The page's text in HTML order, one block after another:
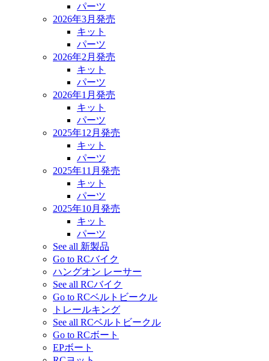
パーツ
2026年3月発売
キット
パーツ
2026年2月発売
キット
パーツ
2026年1月発売
キット
パーツ
2025年12月発売
キット
パーツ
2025年11月発売
キット
パーツ
2025年10月発売
キット
パーツ
See all 新製品
Go to RCバイク
ハングオン レーサー
See all RCバイク
Go to RCベルトビークル
トレールキング
See all RCベルトビークル
Go to RCボート
EPボート